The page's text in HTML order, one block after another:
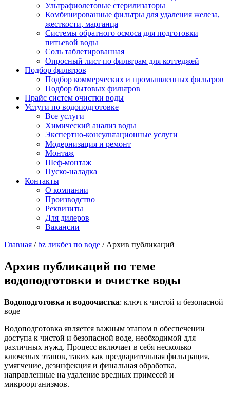
Ультрафиолетовые стерилизаторы
Комбинированные фильтры для удаления железа,
жесткости, марганца
Системы обратного осмоса для подготовки
питьевой воды
Соль таблетированная
Опросный лист по фильтрам для коттеджей
Подбор фильтров
Подбор коммерческих и промышленных фильтров
Подбор бытовых фильтров
Прайс систем очистки воды
Услуги по водоподготовке
Все услуги
Химический анализ воды
Экспертно-консультационные услуги
Модернизация и ремонт
Монтаж
Шеф-монтаж
Пуско-наладка
Контакты
О компании
Производство
Реквизиты
Для дилеров
Вакансии
Главная /bz ликбез по воде / Архив публикаций
Архив публикаций по теме
водоподготовки и очистке воды
Водоподготовка и водоочистка: ключ к чистой и безопасной
воде
Водоподготовка является важным этапом в обеспечении
доступа к чистой и безопасной воде, необходимой для
различных нужд. Процесс включает в себя несколько
ключевых этапов, таких как предварительная фильтрация,
умягчение, дезинфекция и финальная обработка,
направленные на удаление вредных примесей и
микроорганизмов.